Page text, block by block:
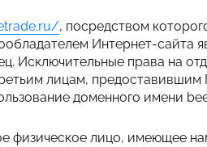
trade.ru/, посредством
Интернет-сайта
Исключительные права на
лицам, предоставившим
доменного имени
физическое лицо, имеющее